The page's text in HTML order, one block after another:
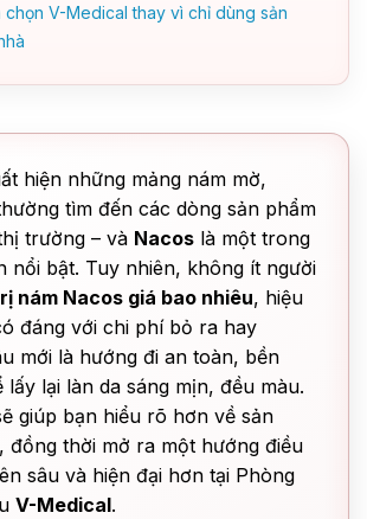
chọn V-Medical thay vì chỉ dùng sản
hiện những mảng nám mờ,
tìm đến các dòng sản phẩm
trường – và Nacos là một trong
nổi bật. Tuy nhiên, không ít người
nám Nacos giá bao nhiêu, hiệu
đáng với chi phí bỏ ra hay
mới là hướng đi an toàn, bền
lấy lại làn da sáng mịn, đều màu.
giúp bạn hiểu rõ hơn về sản
đồng thời mở ra một hướng điều
sâu và hiện đại hơn tại Phòng
V-Medical.